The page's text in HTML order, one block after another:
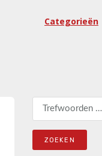
Categorieën
Zoeken naar: